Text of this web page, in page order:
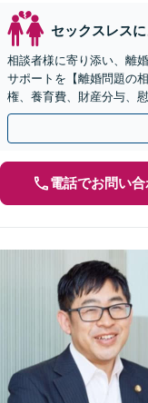
セックスレス
相談者様に寄り添い、離
サポートを【離婚問題の
権、養育費、財産分与、
対応【オンライン面談OK
電話でお問い合